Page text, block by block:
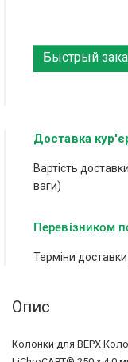
Быстрый
Доставка
Вартість
ваги)
Перевізником
Терміни
Опис
Колонки для ВЕРХ